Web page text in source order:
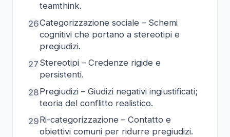
teamthink.
26Categorizzazione sociale – Schemi
cognitivi che portano a stereotipi e
pregiudizi.
27 Stereotipi – Credenze rigide e
persistenti.
28Pregiudizi – Giudizi negativi ingiustificati;
teoria del conflitto realistico.
29Ri-categorizzazione – Contatto e
obiettivi comuni per ridurre pregiudizi.